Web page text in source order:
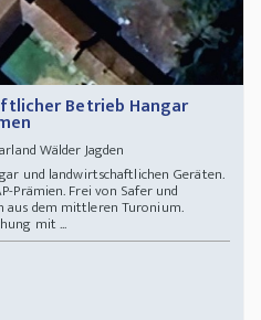
Betrieb Hangar
Wälder Jagden
und landwirtschaftlichen Geräten.
Prämien. Frei von Safer und
aus dem mittleren Turonium.
mit ...